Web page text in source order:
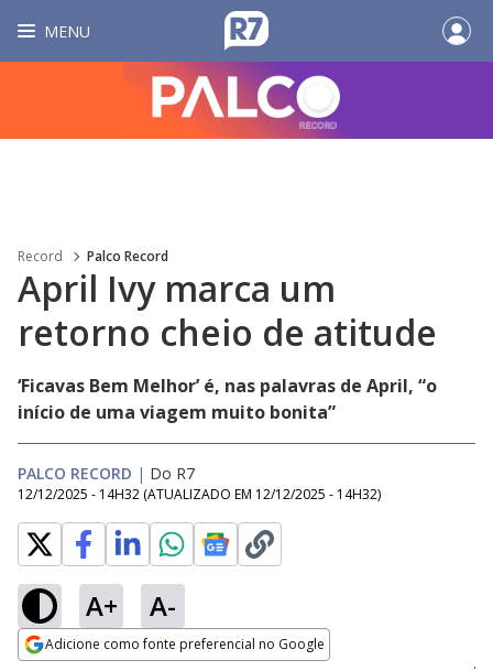
MENU
Record Palco Record
April Ivy marca um
retorno cheio de atitude
‘Ficavas Bem Melhor’ é, nas palavras de April, “o
início de uma viagem muito bonita”
PALCO RECORD | Do R7
12/12/2025 - 14H32 (ATUALIZADO EM 12/12/2025 - 14H32)
A+ A-
Adicione como fonte preferencial no Google
Ativar
Loaded
24.56%